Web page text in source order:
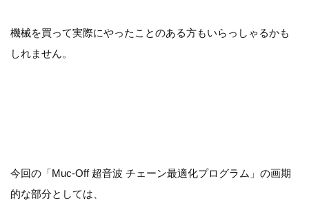
機械を買って実際にやったことのある方もいらっしゃるかも
しれません。
今回の「Muc-Off 超音波 チェーン最適化プログラム」の画期
的な部分としては、